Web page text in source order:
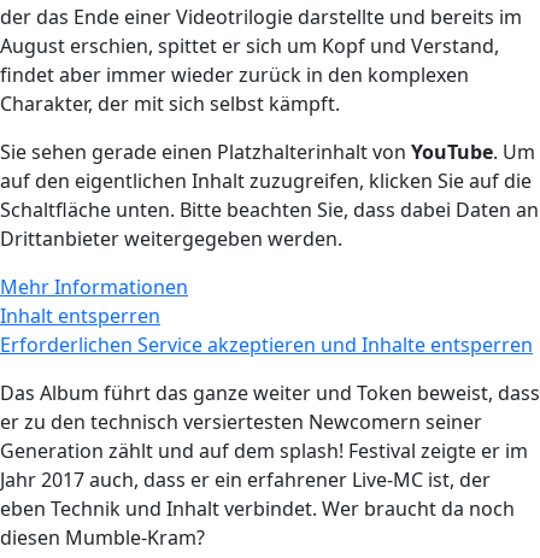
der das Ende einer Videotrilogie darstellte und bereits im
August erschien, spittet er sich um Kopf und Verstand,
findet aber immer wieder zurück in den komplexen
Charakter, der mit sich selbst kämpft.
Sie sehen gerade einen Platzhalterinhalt von YouTube. Um
auf den eigentlichen Inhalt zuzugreifen, klicken Sie auf die
Schaltfläche unten. Bitte beachten Sie, dass dabei Daten an
Drittanbieter weitergegeben werden.
Mehr Informationen
Inhalt entsperren
Erforderlichen Service akzeptieren und Inhalte entsperren
Das Album führt das ganze weiter und Token beweist, dass
er zu den technisch versiertesten Newcomern seiner
Generation zählt und auf dem splash! Festival zeigte er im
Jahr 2017 auch, dass er ein erfahrener Live-MC ist, der
eben Technik und Inhalt verbindet. Wer braucht da noch
diesen Mumble-Kram?